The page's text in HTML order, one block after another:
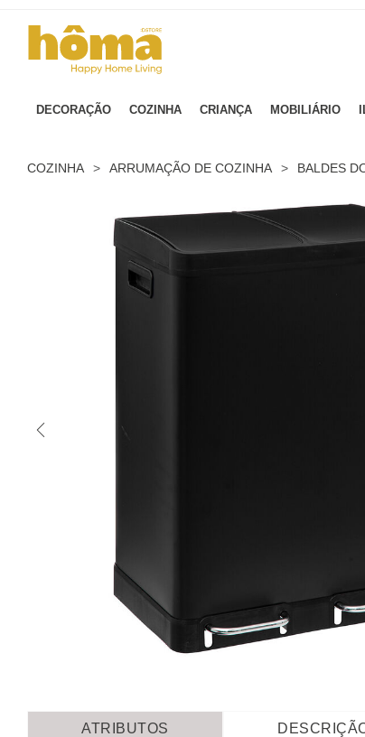
DECORAÇÃO COZINHA CRIANÇA MOBILIÁRIO
COZINHA > ARRUMAÇÃO DE COZINHA > BALDES
ATRIBUTOS